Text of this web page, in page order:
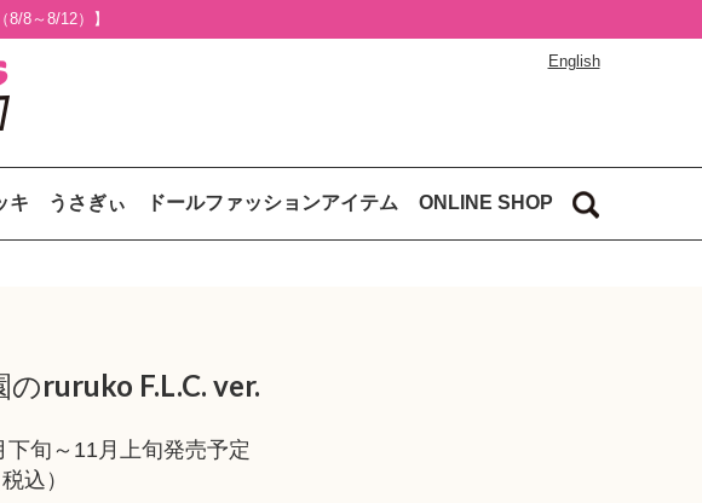
8/8～8/12）】
English
キ うさぎぃ ドールファッションアイテム ONLINE SHOP
のruruko F.L.C. ver.
下旬～11月上旬発売予定
込）